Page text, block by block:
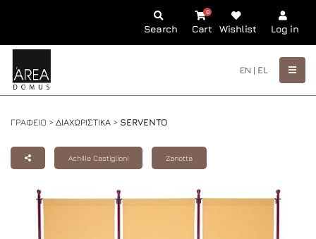
Search Cart
0
Wishlist Log in
EN | EL
ΓΡΑΦΕΙΟ > ΔΙΑΧΩΡΙΣΤΙΚΑ > SERVENTO
Achille Castiglioni Zanotta